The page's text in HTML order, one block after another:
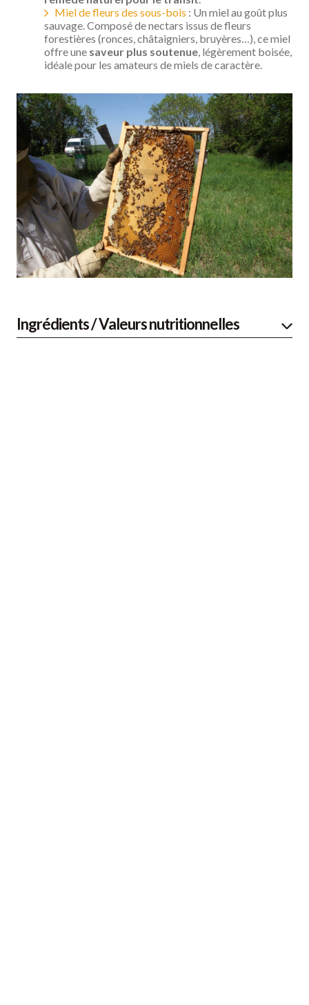
Miel de fleurs des sous-bois : Un miel au goût plus
sauvage. Composé de nectars issus de fleurs
forestières (ronces, châtaigniers, bruyères…), ce miel
offre une saveur plus soutenue, légèrement boisée,
idéale pour les amateurs de miels de caractère.
Ingrédients / Valeurs nutritionnelles